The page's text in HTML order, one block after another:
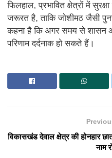
फिलहाल, प्रभावित क्षेत्रों में
जरूरत है, ताकि जोशीमठ जैसी
कहना है कि अगर समय से शासन
परिणाम दर्दनाक हो सकते हैं।
विकासखंड देवाल क्षेत्र की होनहार
नाम